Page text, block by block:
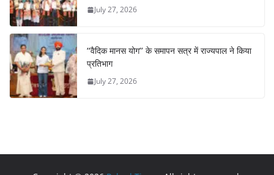
July 27, 2026
‘‘वैदिक मानस योग’’ के समापन सत्र में राज्यपाल ने किया
प्रतिभाग
July 27, 2026